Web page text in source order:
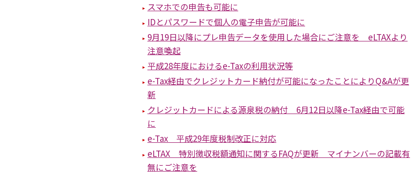
スマホでの申告も可能に
IDとパスワードで個人の電子申告が可能に
9月19日以降にプレ申告データを使用した場合にご注意を eLTAXより
注意喚起
平成28年度におけるe-Taxの利用状況等
e-Tax経由でクレジットカード納付が可能になったことによりQ&Aが更
新
クレジットカードによる源泉税の納付 6月12日以降e-Tax経由で可能
に
e-Tax 平成29年度税制改正に対応
eLTAX 特別徴収税額通知に関するFAQが更新 マイナンバーの記載有
無にご注意を